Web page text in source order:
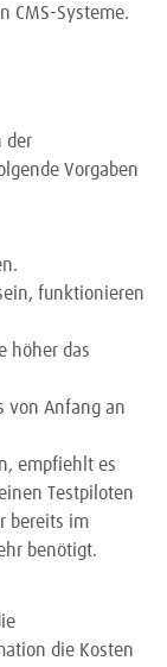
CMS-Systeme.
der
Vorgaben
funktionieren
höher das
von Anfang an
empfiehlt es
Testpiloten
bereits im
benötigt.
die Kosten